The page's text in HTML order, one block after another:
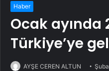
Haber
Ocak
Türkiye’ye
AYŞE CEREN ALTUN